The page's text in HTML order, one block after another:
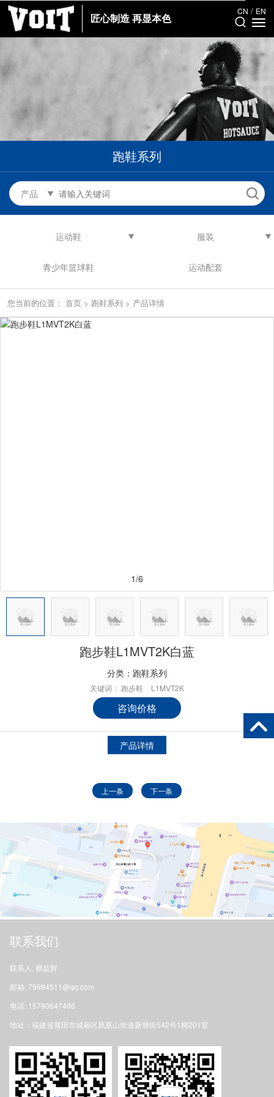
匠心制造 再显本色
CN / EN
跑鞋系列
产品
运动鞋 服装
青少年篮球鞋 运动配套
您当前的位置： 首页 > 跑鞋系列 > 产品详情
1/6
跑步鞋L1MVT2K白蓝
分类： 跑鞋系列
关键词： 跑步鞋 L1MVT2K
咨询价格
产品详情
上一条 下一条
联系我们
联系人: 蔡益辉
邮箱: 79994511@qq.com
电话: 15790647496
地址：福建省莆田市城厢区凤凰山街道新塘街542号1梯201室